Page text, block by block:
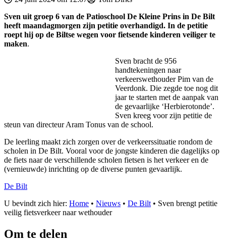
Sven uit groep 6 van de Patioschool De Kleine Prins in De Bilt
heeft maandagmorgen zijn petitie overhandigd. In de petitie
roept hij op de Biltse wegen voor fietsende kinderen veiliger te
maken.
Sven bracht de 956
handtekeningen naar
verkeerswethouder Pim van de
Veerdonk. Die zegde toe nog dit
jaar te starten met de aanpak van
de gevaarlijke ‘Herbierotonde’.
Sven kreeg voor zijn petitie de
steun van directeur Aram Tonus van de school.
De leerling maakt zich zorgen over de verkeerssituatie rondom de
scholen in De Bilt. Vooral voor de jongste kinderen die dagelijks op
de fiets naar de verschillende scholen fietsen is het verkeer en de
(vernieuwde) inrichting op de diverse punten gevaarlijk.
De Bilt
U bevindt zich hier: Home • Nieuws • De Bilt • Sven brengt petitie
veilig fietsverkeer naar wethouder
Om te delen